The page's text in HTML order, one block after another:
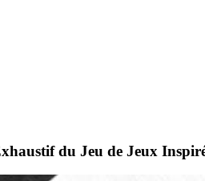
du Jeu de Jeux